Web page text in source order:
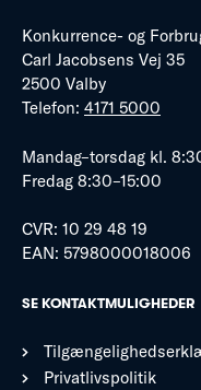
Konkurrence- og
Carl Jacobsens Vej 35
2500 Valby
Telefon: 4171 5000
Mandag–torsdag kl.
Fredag 8:30–15:00
CVR: 10 29 48 19
EAN: 5798000018006
SE KONTAKTMULIGHEDER
Privatlivspolitik